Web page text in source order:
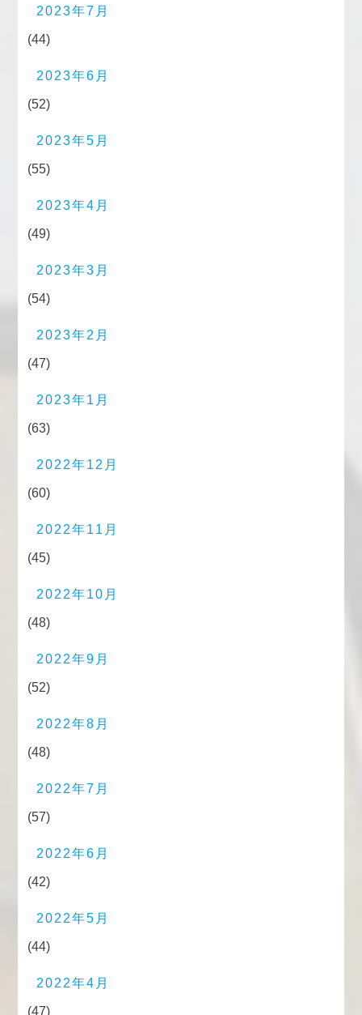
2023年7月
(44)
2023年6月
(52)
2023年5月
(55)
2023年4月
(49)
2023年3月
(54)
2023年2月
(47)
2023年1月
(63)
2022年12月
(60)
2022年11月
(45)
2022年10月
(48)
2022年9月
(52)
2022年8月
(48)
2022年7月
(57)
2022年6月
(42)
2022年5月
(44)
2022年4月
(47)